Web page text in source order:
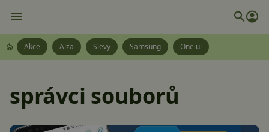
Akce Alza Slevy Samsung One ui
správci souborů